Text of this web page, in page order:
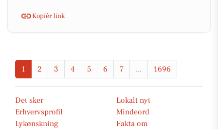
Kopiér link
1 2 3 4 5 6 7 ... 1696
Det sker
Lokalt nyt
Erhvervsprofil
Mindeord
Lykønskning
Fakta om